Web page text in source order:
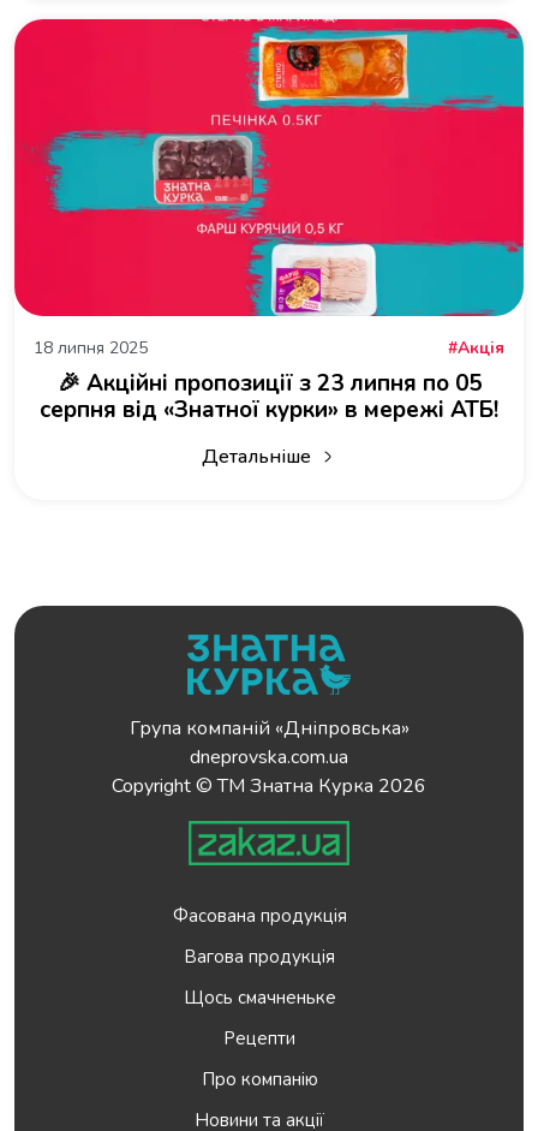
18 липня 2025 Акція
🎉 Акційні пропозиції з 23 липня по 05
серпня від «Знатної курки» в мережі АТБ!
Детальніше
про 🎉 Акційні пропозиції з 23
Група компаній «Дніпровська»
dneprovska.com.ua
Copyright © ТМ Знатна Курка 2026
Фасована продукція
Вагова продукція
Щось смачненьке
Рецепти
Про компанію
Новини та акції